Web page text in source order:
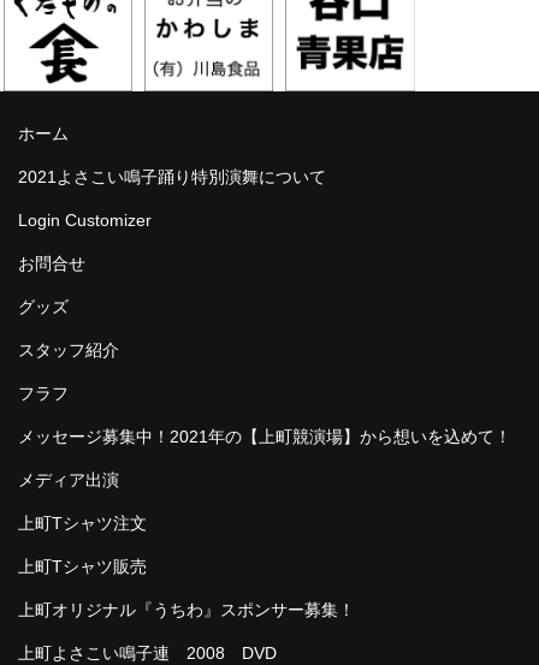
ホーム
2021よさこい鳴子踊り特別演舞について
Login Customizer
お問合せ
グッズ
スタッフ紹介
フラフ
メッセージ募集中！2021年の【上町競演場】から想いを込めて！
メディア出演
上町Tシャツ注文
上町Tシャツ販売
上町オリジナル『うちわ』スポンサー募集！
上町よさこい鳴子連 2008 DVD